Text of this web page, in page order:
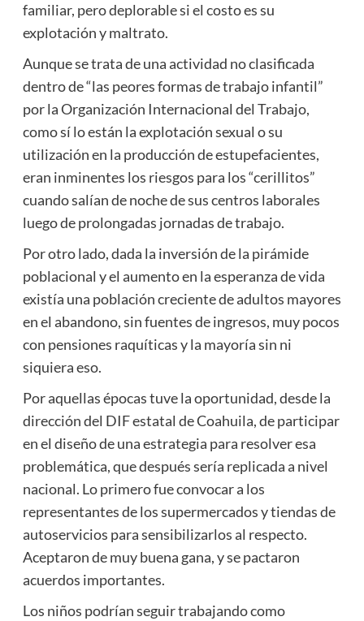
familiar, pero deplorable si el costo es su
explotación y maltrato.
Aunque se trata de una actividad no clasificada
dentro de “las peores formas de trabajo infantil”
por la Organización Internacional del Trabajo,
como sí lo están la explotación sexual o su
utilización en la producción de estupefacientes,
eran inminentes los riesgos para los “cerillitos”
cuando salían de noche de sus centros laborales
luego de prolongadas jornadas de trabajo.
Por otro lado, dada la inversión de la pirámide
poblacional y el aumento en la esperanza de vida
existía una población creciente de adultos mayores
en el abandono, sin fuentes de ingresos, muy pocos
con pensiones raquíticas y la mayoría sin ni
siquiera eso.
Por aquellas épocas tuve la oportunidad, desde la
dirección del DIF estatal de Coahuila, de participar
en el diseño de una estrategia para resolver esa
problemática, que después sería replicada a nivel
nacional. Lo primero fue convocar a los
representantes de los supermercados y tiendas de
autoservicios para sensibilizarlos al respecto.
Aceptaron de muy buena gana, y se pactaron
acuerdos importantes.
Los niños podrían seguir trabajando como